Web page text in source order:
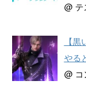
@ テ
【
やる
@ コ